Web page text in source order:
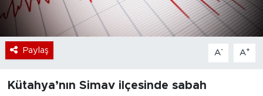
Paylaş A- A+
Kütahya’nın Simav ilçesinde sabah
Magazin
Dünya